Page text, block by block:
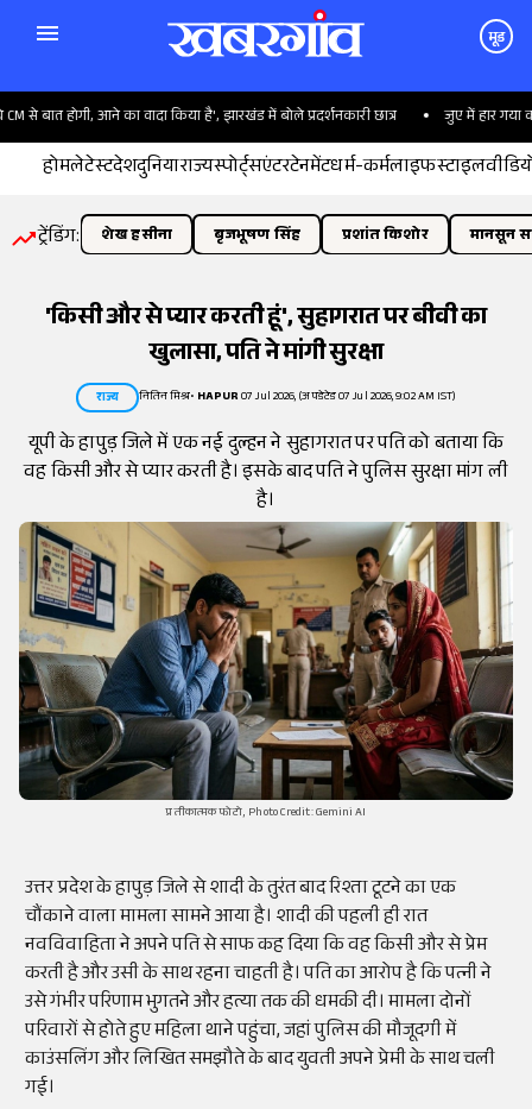
मूड
बात होगी, आने का वादा किया है', झारखंड में बोले प्रदर्शनकारी छात्र जुए में हार गया
होमलेटेस्टदेशदुनियाराज्यस्पोर्ट्सएंटरटेनमेंटधर्म-कर्मलाइफस्टाइल
ट्रेंडिंग: शेख हसीना बृजभूषण सिंह प्रशांत किशोर मानसून
'किसी और से प्यार करती हूं', सुहागरात पर बीवी का
खुलासा, पति ने मांगी सुरक्षा
राज्य नितिन मिश्र• HAPUR07 Jul 2026, (अपडेटेड 07 Jul 2026, 9:02 AM IST)
यूपी के हापुड़ जिले में एक नई दुल्हन ने सुहागरात पर पति को बताया कि
वह किसी और से प्यार करती है। इसके बाद पति ने पुलिस सुरक्षा मांग ली
है।
प्रतीकात्मक फोटो, Photo Credit: Gemini AI
उत्तर प्रदेश के हापुड़ जिले से शादी के तुरंत बाद रिश्ता टूटने का एक
चौंकाने वाला मामला सामने आया है। शादी की पहली ही रात
नवविवाहिता ने अपने पति से साफ कह दिया कि वह किसी और से प्रेम
करती है और उसी के साथ रहना चाहती है। पति का आरोप है कि पत्नी ने
उसे गंभीर परिणाम भुगतने और हत्या तक की धमकी दी। मामला दोनों
परिवारों से होते हुए महिला थाने पहुंचा, जहां पुलिस की मौजूदगी में
काउंसलिंग और लिखित समझौते के बाद युवती अपने प्रेमी के साथ चली
गई।